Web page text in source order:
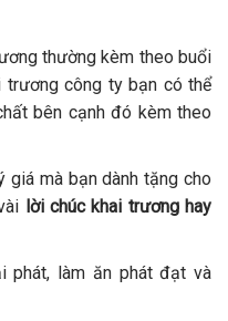
thường kèm theo buổi
trương công ty bạn có thể
bên cạnh đó kèm theo
giá mà bạn dành tặng cho
lời chúc khai trương hay
phát, làm ăn phát đạt và